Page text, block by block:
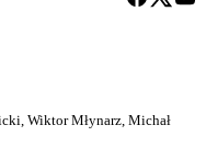
Wiktor Młynarz, Michał